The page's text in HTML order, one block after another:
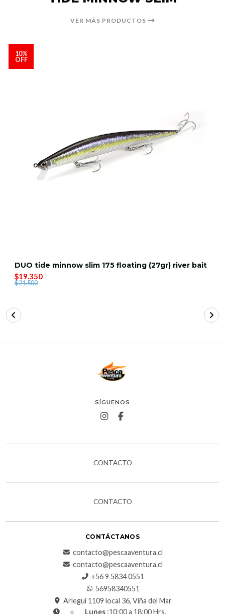
VER MÁS PRODUCTOS
10%
OFF
DUO tide minnow slim 175 floating (27gr) river bait
$19.350
$21.500
SÍGUENOS
CONTACTO
CONTACTO
CONTÁCTANOS
contacto@pescaaventura.cl
contacto@pescaaventura.cl
+56 9 5834 0551
56958340551
Arlegui 1109 local 36, Viña del Mar
Lunes :10:00 a 18:00 Hrs.